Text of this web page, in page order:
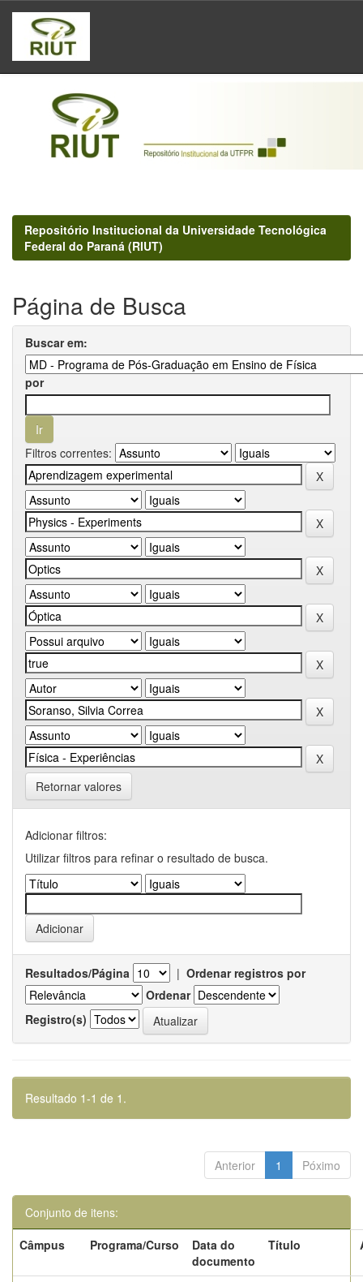
Skip
navigation
Repositório Institucional da Universidade Tecnológica
Federal do Paraná (RIUT)
Página de Busca
Buscar em:
por
Filtros correntes:
Retornar valores
Adicionar filtros:
Utilizar filtros para refinar o resultado de busca.
Resultados/Página | Ordenar registros por
Ordenar
Registro(s)
Resultado 1-1 de 1.
Anterior 1 Póximo
Conjunto de itens:
Câmpus
Programa/Curso
Data do
documento
Título